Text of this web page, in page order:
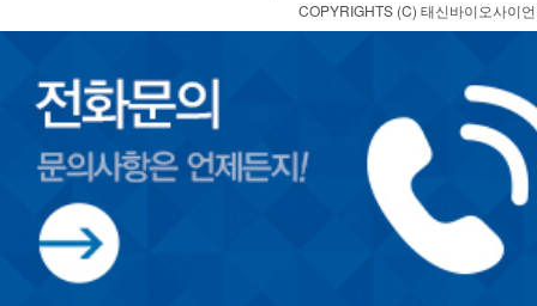
COPYRIGHTS (C) 태신바이오사이